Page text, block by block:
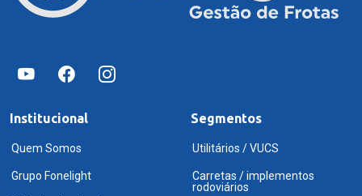
Institucional
Quem Somos
Grupo Fonelight
Segmentos
Utilitários / VUCS
Carretas / implementos
rodoviários